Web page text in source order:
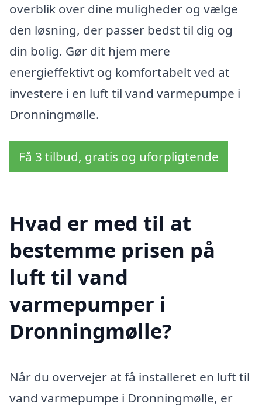
overblik over dine muligheder og vælge
den løsning, der passer bedst til dig og
din bolig. Gør dit hjem mere
energieffektivt og komfortabelt ved at
investere i en luft til vand varmepumpe i
Dronningmølle.
Få 3 tilbud, gratis og uforpligtende
Hvad er med til at
bestemme prisen på
luft til vand
varmepumper i
Dronningmølle?
Når du overvejer at få installeret en luft til
vand varmepumpe i Dronningmølle, er